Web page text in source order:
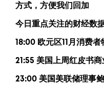
方式，方便我们回加
今日重点关注的财经数
18:00 欧元区11月消费
21:55 美国上周红皮书
23:00 美国美联储理事